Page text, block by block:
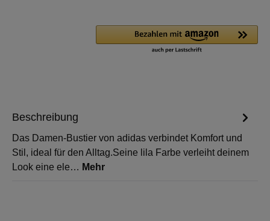
Beschreibung
Das Damen-Bustier von adidas verbindet Komfort und
Stil, ideal für den Alltag.Seine lila Farbe verleiht deinem
Look eine ele… Mehr